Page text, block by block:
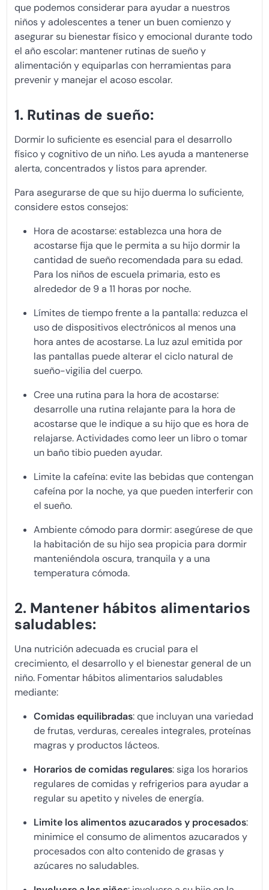
que podemos considerar para ayudar a nuestros
niños y adolescentes a tener un buen comienzo y
asegurar su bienestar físico y emocional durante todo
el año escolar: mantener rutinas de sueño y
alimentación y equiparlas con herramientas para
prevenir y manejar el acoso escolar.
1. Rutinas de sueño:
Dormir lo suficiente es esencial para el desarrollo
físico y cognitivo de un niño. Les ayuda a mantenerse
alerta, concentrados y listos para aprender.
Para asegurarse de que su hijo duerma lo suficiente,
considere estos consejos:
Hora de acostarse: establezca una hora de
acostarse fija que le permita a su hijo dormir la
cantidad de sueño recomendada para su edad.
Para los niños de escuela primaria, esto es
alrededor de 9 a 11 horas por noche.
Límites de tiempo frente a la pantalla: reduzca el
uso de dispositivos electrónicos al menos una
hora antes de acostarse. La luz azul emitida por
las pantallas puede alterar el ciclo natural de
sueño-vigilia del cuerpo.
Cree una rutina para la hora de acostarse:
desarrolle una rutina relajante para la hora de
acostarse que le indique a su hijo que es hora de
relajarse. Actividades como leer un libro o tomar
un baño tibio pueden ayudar.
Limite la cafeína: evite las bebidas que contengan
cafeína por la noche, ya que pueden interferir con
el sueño.
Ambiente cómodo para dormir: asegúrese de que
la habitación de su hijo sea propicia para dormir
manteniéndola oscura, tranquila y a una
temperatura cómoda.
2. Mantener hábitos alimentarios
saludables:
Una nutrición adecuada es crucial para el
crecimiento, el desarrollo y el bienestar general de un
niño. Fomentar hábitos alimentarios saludables
mediante:
Comidas equilibradas: que incluyan una variedad
de frutas, verduras, cereales integrales, proteínas
magras y productos lácteos.
Horarios de comidas regulares: siga los horarios
regulares de comidas y refrigerios para ayudar a
regular su apetito y niveles de energía.
Limite los alimentos azucarados y procesados:
minimice el consumo de alimentos azucarados y
procesados con alto contenido de grasas y
azúcares no saludables.